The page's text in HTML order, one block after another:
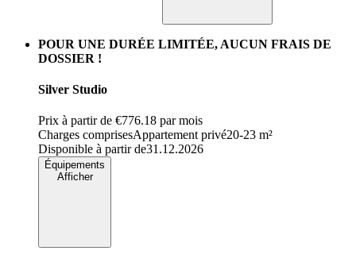
POUR UNE DURÉE LIMITÉE, AUCUN FRAIS DE
DOSSIER !
Silver Studio
Prix à partir de €776.18 par mois
Charges comprisesAppartement privé20-23 m²
Disponible à partir de31.12.2026
Équipements
Afficher